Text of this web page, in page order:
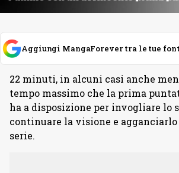
Aggiungi MangaForever tra le tue
22 minuti, in alcuni casi anche
tempo massimo che la prima
ha a disposizione per invogliare lo
continuare la visione e
serie.